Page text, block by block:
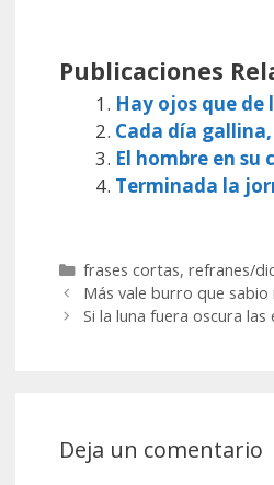
Publicaciones
Hay ojos que de
Cada día
El hombre en su
Terminada la
Categorías
frases cortas, refranes/
Más vale burro que
Si la luna fuera oscura
Deja un comentario